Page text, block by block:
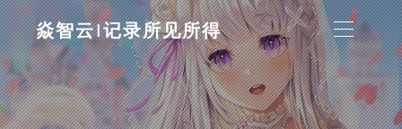
焱智云|记录所见所得